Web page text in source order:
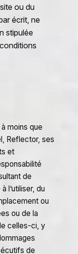
ou du
écrit, ne
stipulée
moins que
Reflector, ses
et
de
l’utiliser, du
ou
ou de la
celles-ci, y
de